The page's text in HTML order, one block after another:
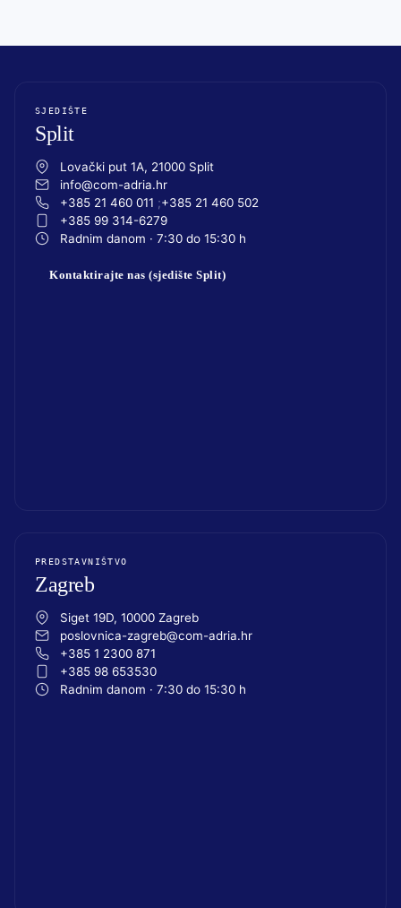
SJEDIŠTE
Split
Lovački put 1A, 21000 Split
info@com-adria.hr
+385 21 460 011
+385 21 460 502
+385 99 314-6279
Radnim danom · 7:30 do 15:30 h
Kontaktirajte nas (sjedište Split)
PREDSTAVNIŠTVO
Zagreb
Siget 19D, 10000 Zagreb
poslovnica-zagreb@com-adria.hr
+385 1 2300 871
+385 98 653530
Radnim danom · 7:30 do 15:30 h